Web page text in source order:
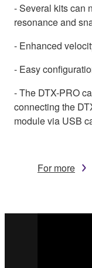
- Several kits can
resonance and
- Enhanced
- Easy
- The DTX-PRO
connecting the
module via USB
For more